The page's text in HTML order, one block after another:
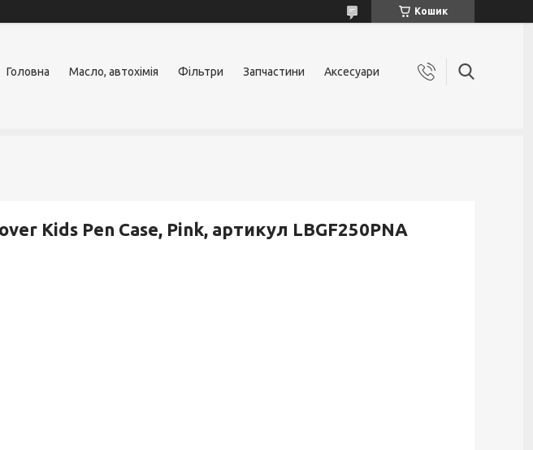
Кошик
Головна Масло, автохімія Фільтри Запчастини Аксесуари
Kids Pen Case, Pink, артикул LBGF250PNA